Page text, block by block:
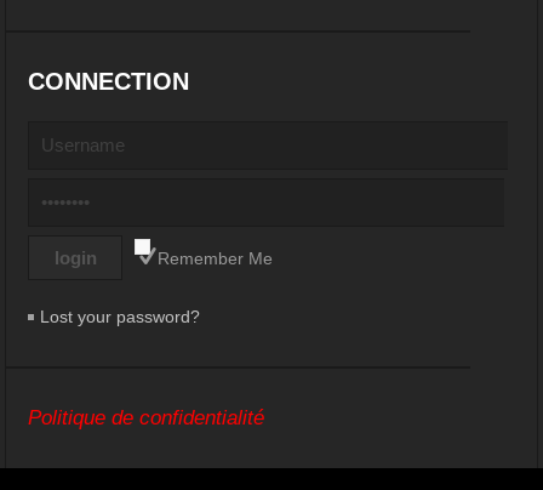
CONNECTION
Remember Me
Lost your password?
Politique de confidentialité